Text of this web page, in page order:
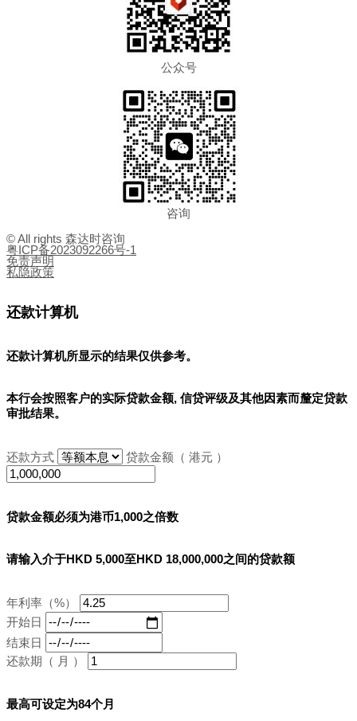
公众号
咨询
© All rights 森达时咨询
粤ICP备2023092266号-1
免责声明
私隐政策
还款计算机
还款计算机所显示的结果仅供参考。
本行会按照客户的实际贷款金额, 信贷评级及其他因素而釐定贷款
审批结果。
还款方式 贷款金额（ 港元 ）
贷款金额必须为港币1,000之倍数
请输入介于HKD 5,000至HKD 18,000,000之间的贷款额
年利率（%）
开始日
结束日
还款期（ 月 ）
最高可设定为84个月